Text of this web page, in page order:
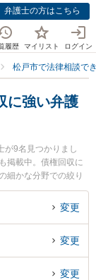
弁護士の方はこちら
履歴 マイリスト ログイン
松戸市で法律相談で
に強い弁護
が9名見つかりまし
掲載中。債権回収に
細かな分野での絞り
田 要介弁護士や松戸
小玉 大介弁護士のプ
実績豊富な近くの弁
権回収を法律相談で
相談者さんにおすす
変更
変更
変更